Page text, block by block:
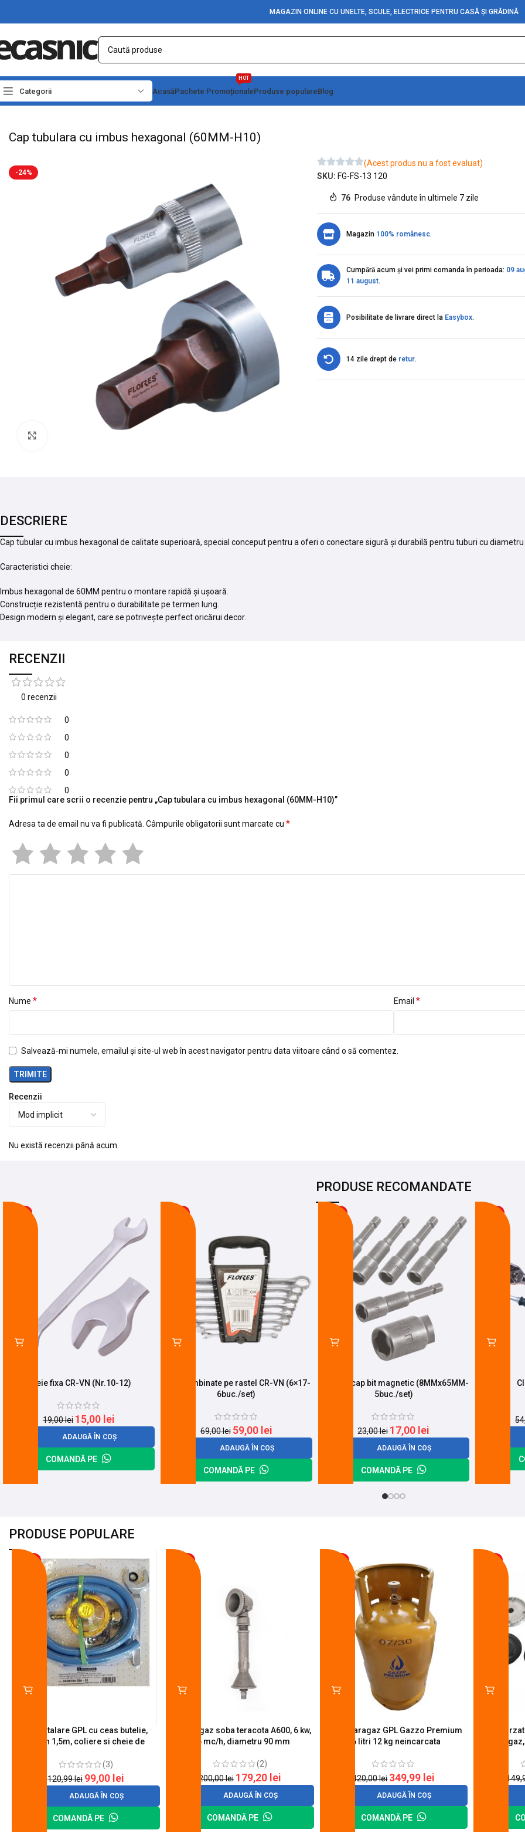
MAGAZIN ONLINE CU UNELTE, SCULE, ELECTRICE PENTRU CASĂ ȘI GRĂDINĂ
Categorii AcasăPachete Promoționale
HOT
Produse populareBlog
Prima pagină Scule - Unelte Chei, capete tubulare si truse
Cap tubulara cu imbus hexagonal (60MM-H10)
-24%
(Acest produs nu a fost evaluat)
SKU: FG-FS-13 120
76 Produse vândute în ultimele 7 zile
Magazin 100% românesc.
Cumpără acum și vei primi comanda în perioada: 09
11 august.
Posibilitate de livrare direct la Easybox.
14 zile drept de retur.
DESCRIERE
Cap tubular cu imbus hexagonal de calitate superioară, special conceput pentru a oferi o conectare sigură și durabilă pentru tuburi cu
Caracteristici cheie:
Imbus hexagonal de 60MM pentru o montare rapidă și ușoară.
Construcție rezistentă pentru o durabilitate pe termen lung.
Design modern și elegant, care se potrivește perfect oricărui decor.
RECENZII
0 recenzii
0
0
0
0
0
Recenzii
Nu există recenzii până acum.
Fii primul care scrii o recenzie pentru „Cap tubulara cu imbus hexagonal (60MM-H10)”
Adresa ta de email nu va fi publicată. Câmpurile obligatorii sunt marcate cu *
Nume * Email *
Salvează-mi numele, emailul și site-ul web în acest navigator pentru data viitoare când o să comentez.
PRODUSE RECOMANDATE
Cheie fixa CR-VN (Nr.10-12)
19,00lei 15,00 lei
ADAUGĂ ÎN COȘ
COMANDĂ PE
Chei combinate pe rastel CR-VN (6×17-
6buc./set)
69,00lei 59,00 lei
ADAUGĂ ÎN COȘ
COMANDĂ PE
Adaptor cap bit magnetic (8MMx65MM-
5buc./set)
23,00lei 17,00 lei
ADAUGĂ ÎN COȘ
COMANDĂ PE
PRODUSE POPULARE
Kit instalare GPL cu ceas butelie,
furtun 1,5m, coliere si cheie de
(3)
120,99lei 99,00 lei
ADAUGĂ ÎN COȘ
COMANDĂ PE
Arzator gaz soba teracota A600, 6 kw,
0.6 mc/h, diametru 90 mm
(2)
200,00lei 179,20 lei
ADAUGĂ ÎN COȘ
COMANDĂ PE
Butelie aragaz GPL Gazzo Premium
26 litri 12 kg neincarcata
420,00lei 349,99 lei
ADAUGĂ ÎN COȘ
COMANDĂ PE
Set 4